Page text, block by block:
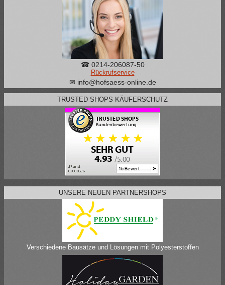
☎ 0214-206087-50
Rückrufservice
✉ info@hofsaess-online.de
TRUSTED SHOPS KÄUFERSCHUTZ
UNSERE NEUEN PARTNERSHOPS
Verschiedene Bausätze und Lösungen mit Polyesterstoffen